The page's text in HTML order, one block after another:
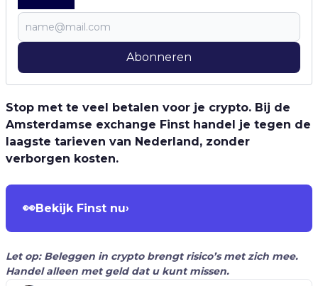
Abonneren
Stop met te veel betalen voor je crypto. Bij de
Amsterdamse exchange Finst handel je tegen de
laagste tarieven van Nederland, zonder
verborgen kosten.
👀Bekijk Finst nu›
Let op: Beleggen in crypto brengt risico’s met zich mee.
Handel alleen met geld dat u kunt missen.